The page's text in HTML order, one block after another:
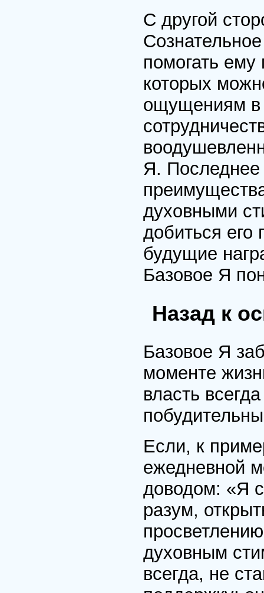
С другой
помогать ему
которых
ощущениям в
Я. Последнее
духовными
добиться его
будущие
Базовое Я
Назад к
Базовое Я
моменте
власть
Если, к
ежедневной
доводом: «Я
разум,
духовным
всегда, не